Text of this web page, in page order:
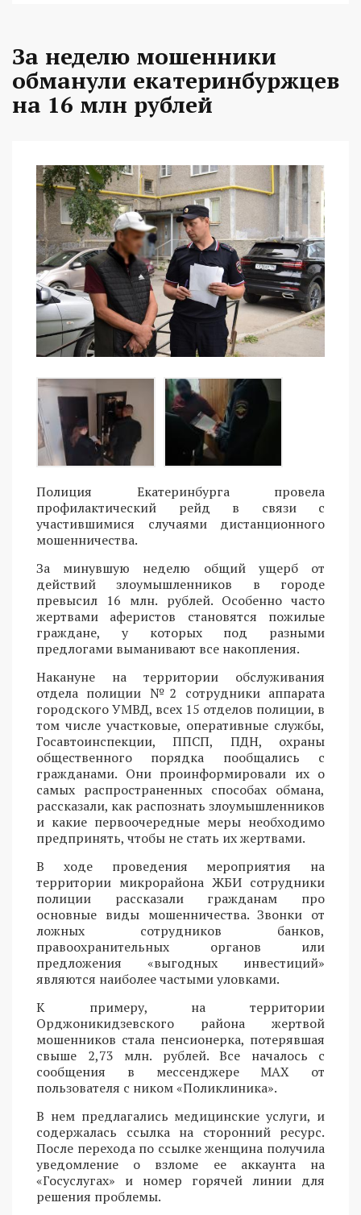
За неделю мошенники
обманули екатеринбуржцев
на 16 млн рублей
Полиция Екатеринбурга провела
профилактический рейд в связи с
участившимися случаями дистанционного
мошенничества.
За минувшую неделю общий ущерб от
действий злоумышленников в городе
превысил 16 млн. рублей. Особенно часто
жертвами аферистов становятся пожилые
граждане, у которых под разными
предлогами выманивают все накопления.
Накануне на территории обслуживания
отдела полиции №2 сотрудники аппарата
городского УМВД, всех 15 отделов полиции, в
том числе участковые, оперативные службы,
Госавтоинспекции, ППСП, ПДН, охраны
общественного порядка пообщались с
гражданами. Они проинформировали их о
самых распространенных способах обмана,
рассказали, как распознать злоумышленников
и какие первоочередные меры необходимо
предпринять, чтобы не стать их жертвами.
В ходе проведения мероприятия на
территории микрорайона ЖБИ сотрудники
полиции рассказали гражданам про
основные виды мошенничества. Звонки от
ложных сотрудников банков,
правоохранительных органов или
предложения «выгодных инвестиций»
являются наиболее частыми уловками.
К примеру, на территории
Орджоникидзевского района жертвой
мошенников стала пенсионерка, потерявшая
свыше 2,73 млн. рублей. Все началось с
сообщения в мессенджере MAX от
пользователя с ником «Поликлиника».
В нем предлагались медицинские услуги, и
содержалась ссылка на сторонний ресурс.
После перехода по ссылке женщина получила
уведомление о взломе ее аккаунта на
«Госуслугах» и номер горячей линии для
решения проблемы.